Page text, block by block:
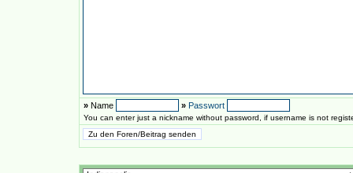
» Name » Passwort
You can enter just a nickname without password, if username is not